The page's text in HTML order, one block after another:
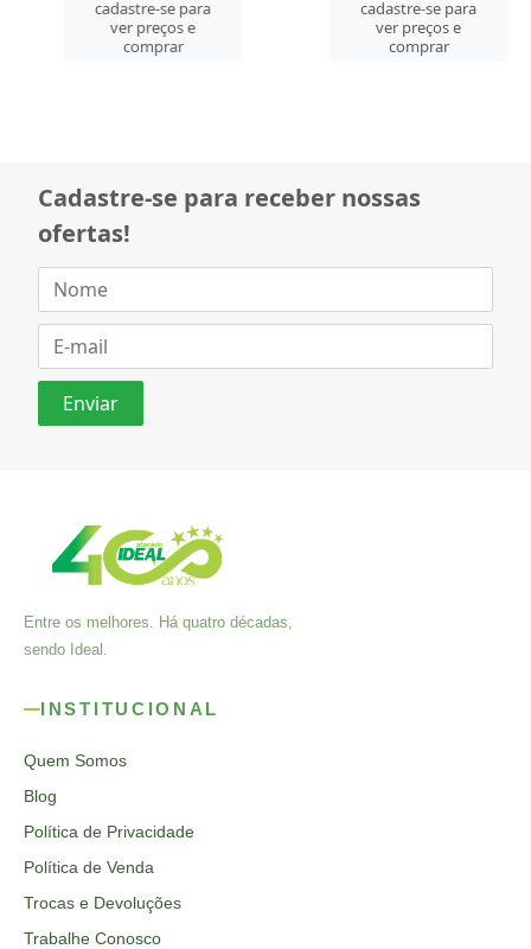
cadastre-se para
ver preços e
comprar
cadastre-se para
ver preços e
comprar
Cadastre-se para receber nossas
ofertas!
Entre os melhores. Há quatro décadas,
sendo Ideal.
INSTITUCIONAL
Quem Somos
Blog
Política de Privacidade
Política de Venda
Trocas e Devoluções
Trabalhe Conosco